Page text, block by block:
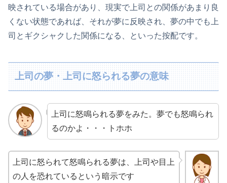
映されている場合があり、現実で上司との関係があまり良
くない状態であれば、それが夢に反映され、夢の中でも上
司とギクシャクした関係になる、といった按配です。
上司の夢・上司に怒られる夢の意味
上司に怒鳴られる夢をみた。夢でも怒鳴られ
るのかよ・・・トホホ
上司に怒られて怒鳴られる夢は、上司や目上
の人を恐れているという暗示です